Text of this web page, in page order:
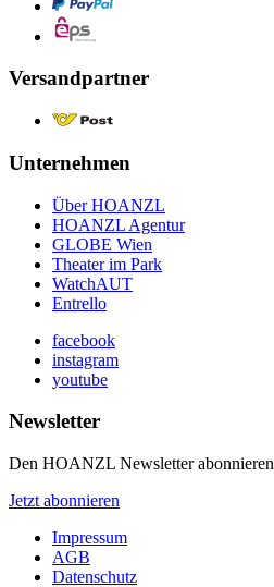
Versandpartner
Unternehmen
Über HOANZL
HOANZL Agentur
GLOBE Wien
Theater im Park
WatchAUT
Entrello
facebook
instagram
youtube
Newsletter
Den HOANZL Newsletter abonnieren
Jetzt abonnieren
Impressum
AGB
Datenschutz